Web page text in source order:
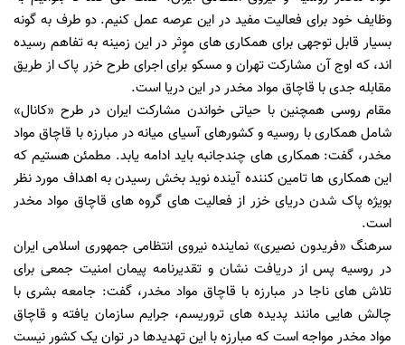
وظایف خود برای فعالیت مفید در این عرصه عمل کنیم. دو طرف به گونه
بسیار قابل توجهی برای همکاری های موٍثر در این زمینه به تفاهم رسیده
اند، که اوج آن مشارکت تهران و مسکو برای اجرای طرح خزر پاک از طریق
مقابله جدی با قاچاق مواد مخدر در این دریا است.
مقام روسی همچنین با حیاتی خواندن مشارکت ایران در طرح «کانال»
شامل همکاری با روسیه و کشورهای آسیای میانه در مبارزه با قاچاق مواد
مخدر، گفت: همکاری های چندجانبه باید ادامه یابد. مطمئن هستیم که
این همکاری ها تامین کننده آینده نوید بخش رسیدن به اهداف مورد نظر
بویژه پاک شدن دریای خزر از فعالیت های گروه های قاچاق مواد مخدر
است.
سرهنگ «فریدون نصیری» نماینده نیروی انتظامی جمهوری اسلامی ایران
در روسیه پس از دریافت نشان و تقدیرنامه پیمان امنیت جمعی برای
تلاش های ناجا در مبارزه با قاچاق مواد مخدر، گفت: جامعه بشری با
چالش هایی مانند پدیده های تروریسم، جرایم سازمان یافته و قاچاق
مواد مخدر مواجه است که مبارزه با این تهدیدها در توان یک کشور نیست